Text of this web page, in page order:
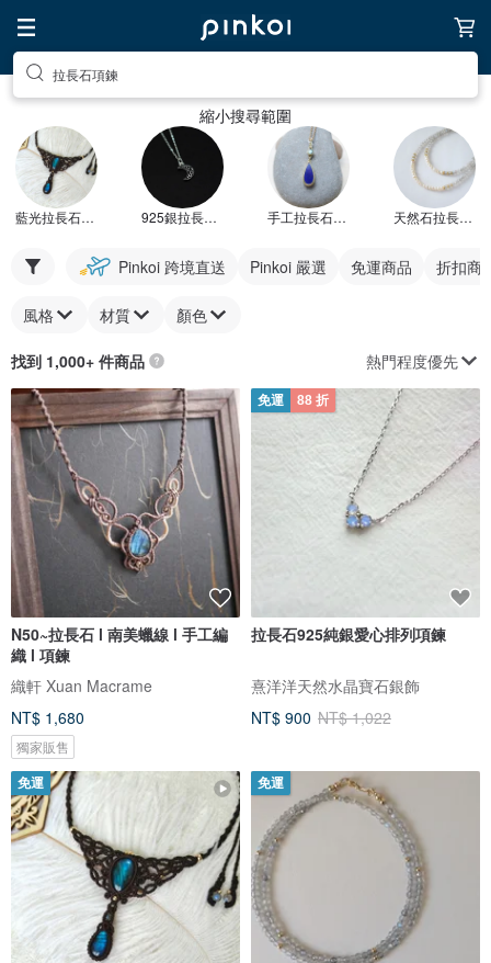
拉長石項鍊
縮小搜尋範圍
藍光拉長石項鍊 925銀拉長石項鍊 手工拉長石項鍊 天然石拉長石項鍊
Pinkoi 跨境直送 Pinkoi 嚴選 免運商品 折扣商
風格 材質 顏色
找到 1,000+ 件商品 熱門程度優先
N50~拉長石 l 南美蠟線 l 手工編
織 l 項鍊
織軒 Xuan Macrame
NT$ 1,680
獨家販售
免運 88 折
拉長石925純銀愛心排列項鍊
熹洋洋天然水晶寶石銀飾
NT$ 900 NT$ 1,022
免運 免運